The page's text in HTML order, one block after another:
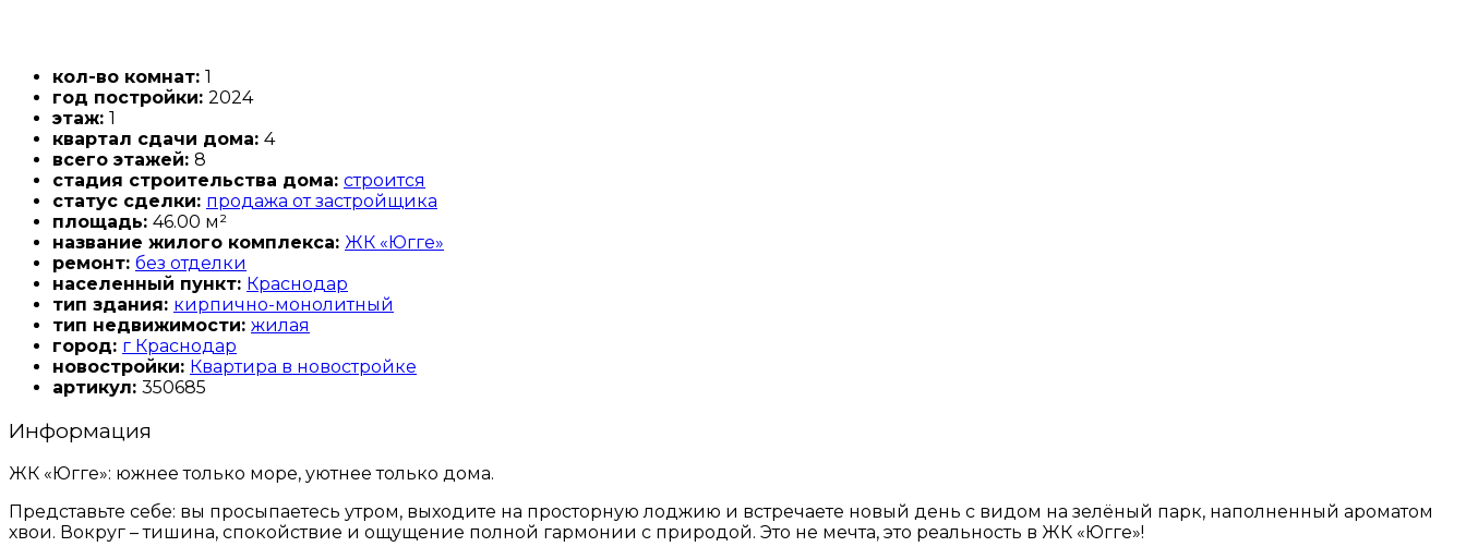
кол-во комнат: 1
год постройки: 2024
этаж: 1
квартал сдачи дома: 4
всего этажей: 8
стадия строительства дома: строится
статус сделки: продажа от застройщика
площадь: 46.00 м²
название жилого комплекса: ЖК «Югге»
ремонт: без отделки
населенный пункт: Краснодар
тип здания: кирпично-монолитный
тип недвижимости: жилая
город: г Краснодар
новостройки: Квартира в новостройке
артикул: 350685
Информация
ЖК «Югге»: южнее только море, уютнее только дома.
Представьте себе: вы просыпаетесь утром, выходите на просторную лоджию и встречаете новый день с видом на зелёный парк, наполненный ароматом
хвои. Вокруг – тишина, спокойствие и ощущение полной гармонии с природой. Это не мечта, это реальность в ЖК «Югге»!